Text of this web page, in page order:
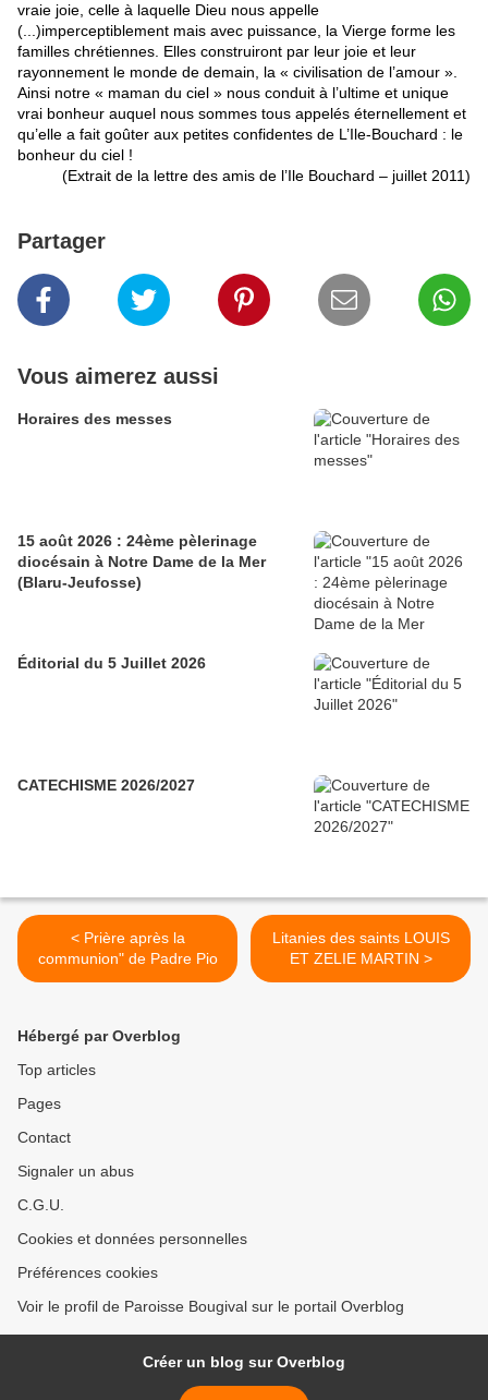
vraie joie, celle à laquelle Dieu nous appelle
(...)imperceptiblement mais avec puissance, la Vierge forme les
familles chrétiennes. Elles construiront par leur joie et leur
rayonnement le monde de demain, la « civilisation de l’amour ».
Ainsi notre « maman du ciel » nous conduit à l’ultime et unique
vrai bonheur auquel nous sommes tous appelés éternellement et
qu’elle a fait goûter aux petites confidentes de L’Ile-Bouchard : le
bonheur du ciel !
(Extrait de la lettre des amis de l’Ile Bouchard – juillet 2011)
Partager
Vous aimerez aussi
Horaires des messes
15 août 2026 : 24ème pèlerinage
diocésain à Notre Dame de la Mer
(Blaru-Jeufosse)
Éditorial du 5 Juillet 2026
CATECHISME 2026/2027
< Prière après la
communion" de Padre Pio
Litanies des saints LOUIS
ET ZELIE MARTIN >
Hébergé par Overblog
Top articles
Pages
Contact
Signaler un abus
C.G.U.
Cookies et données personnelles
Préférences cookies
Voir le profil de Paroisse Bougival sur le portail Overblog
Créer un blog sur Overblog